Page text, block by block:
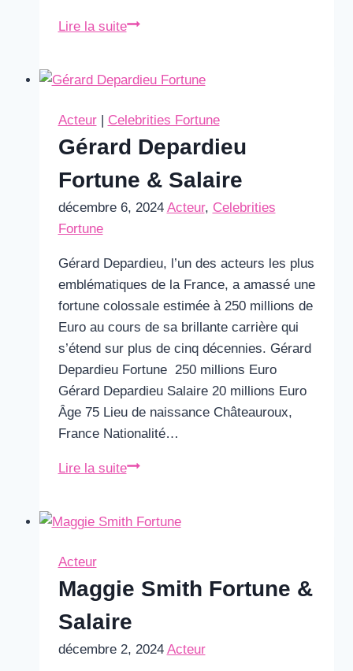
Lire la suiteFrancesca
&
Acteur| Celebrities Fortune
Gérard Depardieu
Fortune & Salaire
décembre 6, 2024 Acteur, Celebrities
Fortune
Gérard Depardieu, l’un des acteurs les plus
emblématiques de la France, a amassé une
fortune colossale estimée à 250 millions de
Euro au cours de sa brillante carrière qui
s’étend sur plus de cinq décennies. Gérard
Depardieu Fortune 250 millions Euro
Gérard Depardieu Salaire 20 millions Euro
Âge 75 Lieu de naissance Châteauroux,
France Nationalité…
Lire la suiteGérard
Salaire
Acteur
Maggie Smith Fortune &
Salaire
décembre 2, 2024 Acteur